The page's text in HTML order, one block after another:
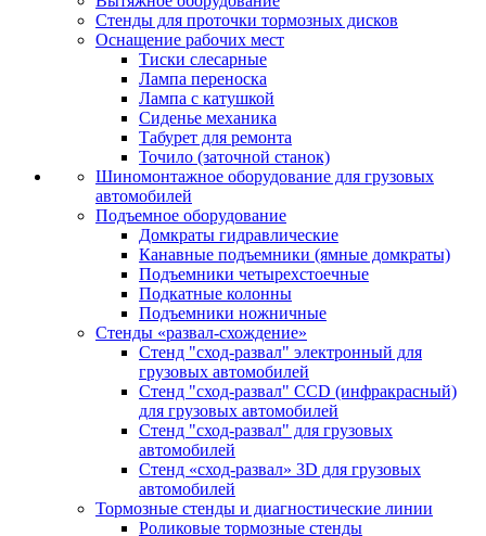
Стенды для проточки тормозных дисков
Оснащение рабочих мест
Тиски слесарные
Лампа переноска
Лампа с катушкой
Сиденье механика
Табурет для ремонта
Точило (заточной станок)
Шиномонтажное оборудование для грузовых
автомобилей
Подъемное оборудование
Домкраты гидравлические
Канавные подъемники (ямные домкраты)
Подъемники четырехстоечные
Подкатные колонны
Подъемники ножничные
Стенды «развал-схождение»
Стенд "сход-развал" электронный для
грузовых автомобилей
Стенд "сход-развал" CCD (инфракрасный)
для грузовых автомобилей
Стенд "сход-развал" для грузовых
автомобилей
Стенд «сход-развал» 3D для грузовых
автомобилей
Тормозные стенды и диагностические линии
Роликовые тормозные стенды